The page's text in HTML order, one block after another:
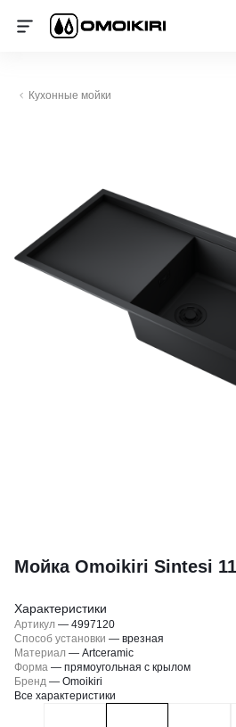
Кухонные мойки
Мойка Omoikiri Sintesi
Характеристики
Артикул — 4997120
Способ установки — врезная
Материал — Artceramic
Форма — прямоугольная с крылом
Бренд — Omoikiri
Все характеристики